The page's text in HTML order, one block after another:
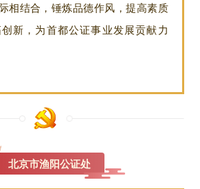
相结合，锤炼品德作风，提高素质
新，为首都公证事业发展贡献力
北京市渔阳公证处